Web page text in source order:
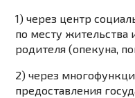
1) через центр
по месту жительства
родителя (опекуна,
2) через
предоставления